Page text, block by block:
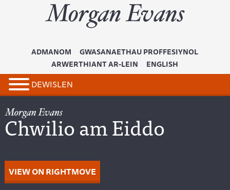
ADMANOM
GWASANAETHAU PROFFESIYNOL
ARWERTHIANT AR-LEIN
ENGLISH
DEWISLEN
Chwilio am Eiddo
VIEW ON RIGHTMOVE